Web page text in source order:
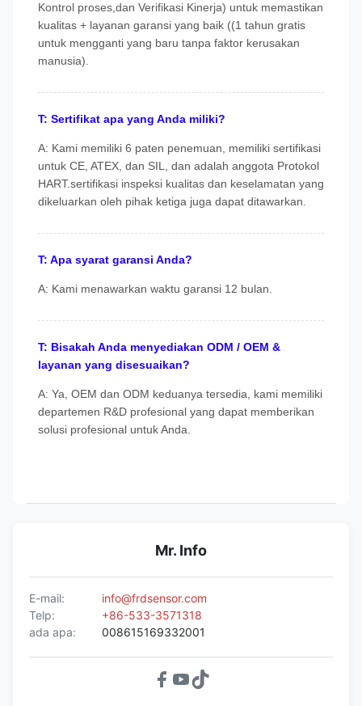
Kontrol proses,dan Verifikasi Kinerja) untuk memastikan
kualitas + layanan garansi yang baik ((1 tahun gratis
untuk mengganti yang baru tanpa faktor kerusakan
manusia).
T: Sertifikat apa yang Anda miliki?
A: Kami memiliki 6 paten penemuan, memiliki sertifikasi
untuk CE, ATEX, dan SIL, dan adalah anggota Protokol
HART.sertifikasi inspeksi kualitas dan keselamatan yang
dikeluarkan oleh pihak ketiga juga dapat ditawarkan.
T: Apa syarat garansi Anda?
A: Kami menawarkan waktu garansi 12 bulan.
T: Bisakah Anda menyediakan ODM / OEM &
layanan yang disesuaikan?
A: Ya, OEM dan ODM keduanya tersedia, kami memiliki
departemen R&D profesional yang dapat memberikan
solusi profesional untuk Anda.
Mr. Info
E-mail:
info@frdsensor.com
Telp:
+86-533-3571318
ada apa:
008615169332001